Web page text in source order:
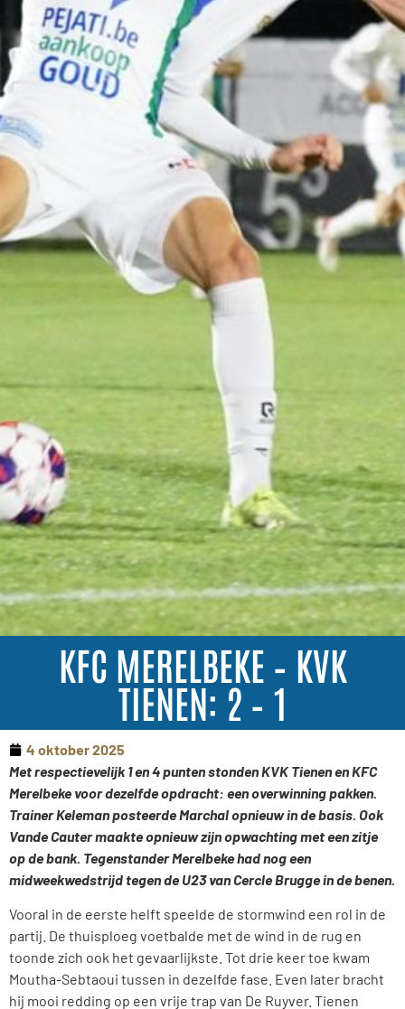
KFC MERELBEKE – KVK
TIENEN: 2 – 1
4 oktober 2025
Met respectievelijk 1 en 4 punten stonden KVK Tienen en KFC
Merelbeke voor dezelfde opdracht: een overwinning pakken.
Trainer Keleman posteerde Marchal opnieuw in de basis. Ook
Vande Cauter maakte opnieuw zijn opwachting met een zitje
op de bank. Tegenstander Merelbeke had nog een
midweekwedstrijd tegen de U23 van Cercle Brugge in de benen.
Vooral in de eerste helft speelde de stormwind een rol in de
partij. De thuisploeg voetbalde met de wind in de rug en
toonde zich ook het gevaarlijkste. Tot drie keer toe kwam
Moutha-Sebtaoui tussen in dezelfde fase. Even later bracht
hij mooi redding op een vrije trap van De Ruyver. Tienen